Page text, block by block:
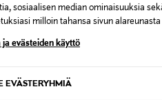
sosiaalisen median ominaisuuksia
milloin tahansa sivun
ja evästeiden käyttö
EVÄSTERYHMIÄ